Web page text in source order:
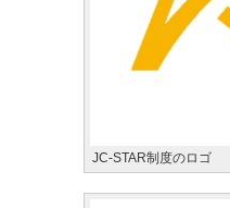
JC-STAR制度のロゴ